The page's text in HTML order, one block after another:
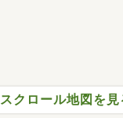
スクロール地図を見